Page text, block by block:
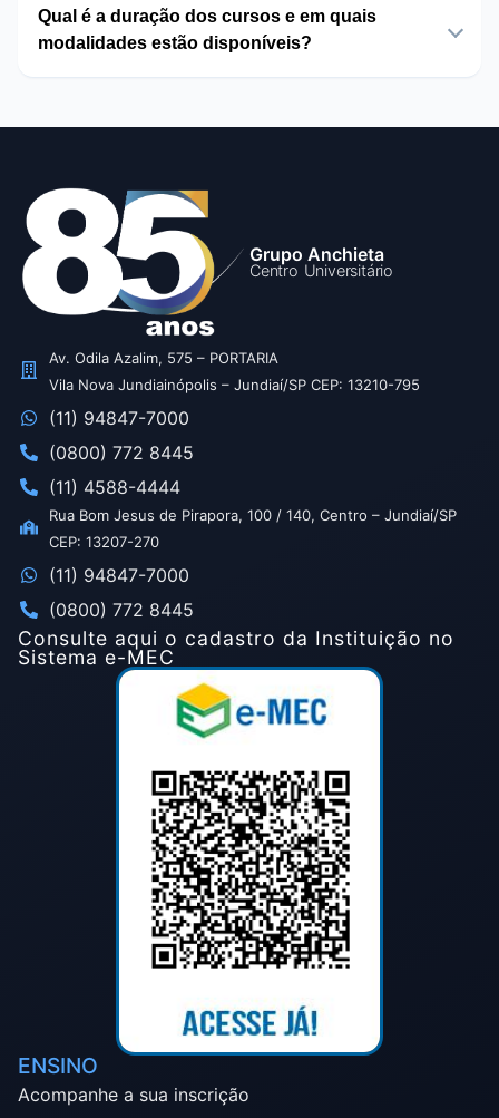
Qual é a duração dos cursos e em quais
modalidades estão disponíveis?
Grupo Anchieta
Centro Universitário
Av. Odila Azalim, 575 – PORTARIA
Vila Nova Jundiainópolis – Jundiaí/SP CEP: 13210-795
(11) 94847-7000
(0800) 772 8445
(11) 4588-4444
Rua Bom Jesus de Pirapora, 100 / 140, Centro – Jundiaí/SP
CEP: 13207-270
(11) 94847-7000
(0800) 772 8445
Consulte aqui o cadastro da Instituição no
Sistema e-MEC
ENSINO
Acompanhe a sua inscrição